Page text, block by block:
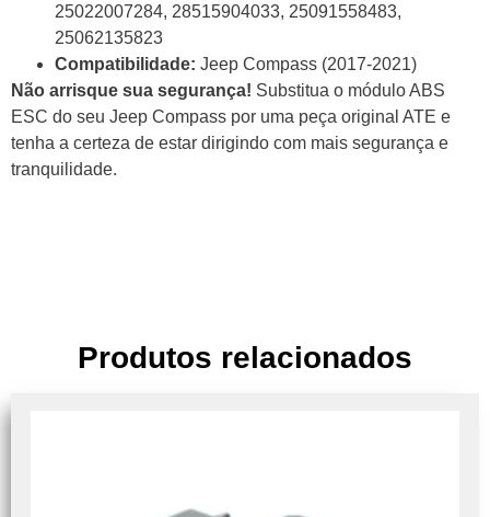
25022007284, 28515904033, 25091558483,
25062135823
Compatibilidade: Jeep Compass (2017-2021)
Não arrisque sua segurança! Substitua o módulo ABS
ESC do seu Jeep Compass por uma peça original ATE e
tenha a certeza de estar dirigindo com mais segurança e
tranquilidade.
Produtos relacionados